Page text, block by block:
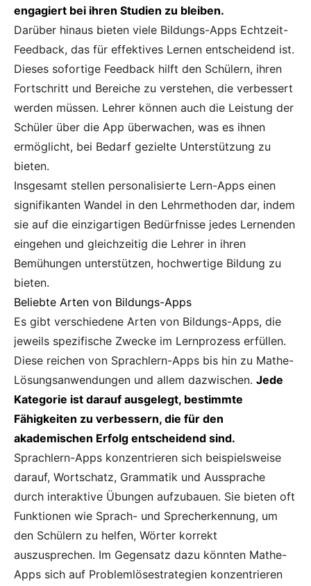
engagiert bei ihren Studien zu bleiben.
Darüber hinaus bieten viele Bildungs-Apps Echtzeit-
Feedback, das für effektives Lernen entscheidend ist.
Dieses sofortige Feedback hilft den Schülern, ihren
Fortschritt und Bereiche zu verstehen, die verbessert
werden müssen. Lehrer können auch die Leistung der
Schüler über die App überwachen, was es ihnen
ermöglicht, bei Bedarf gezielte Unterstützung zu
bieten.
Insgesamt stellen personalisierte Lern-Apps einen
signifikanten Wandel in den Lehrmethoden dar, indem
sie auf die einzigartigen Bedürfnisse jedes Lernenden
eingehen und gleichzeitig die Lehrer in ihren
Bemühungen unterstützen, hochwertige Bildung zu
bieten.
Beliebte Arten von Bildungs-Apps
Es gibt verschiedene Arten von Bildungs-Apps, die
jeweils spezifische Zwecke im Lernprozess erfüllen.
Diese reichen von Sprachlern-Apps bis hin zu Mathe-
Lösungsanwendungen und allem dazwischen. Jede
Kategorie ist darauf ausgelegt, bestimmte
Fähigkeiten zu verbessern, die für den
akademischen Erfolg entscheidend sind.
Sprachlern-Apps konzentrieren sich beispielsweise
darauf, Wortschatz, Grammatik und Aussprache
durch interaktive Übungen aufzubauen. Sie bieten oft
Funktionen wie Sprach- und Sprecherkennung, um
den Schülern zu helfen, Wörter korrekt
auszusprechen. Im Gegensatz dazu könnten Mathe-
Apps sich auf Problemlösestrategien konzentrieren